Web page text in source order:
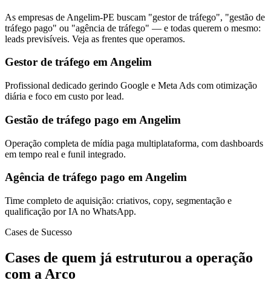
As empresas de Angelim-PE buscam "gestor de tráfego", "gestão de
tráfego pago" ou "agência de tráfego" — e todas querem o mesmo:
leads previsíveis. Veja as frentes que operamos.
Gestor de tráfego em Angelim
Profissional dedicado gerindo Google e Meta Ads com otimização
diária e foco em custo por lead.
Gestão de tráfego pago em Angelim
Operação completa de mídia paga multiplataforma, com dashboards
em tempo real e funil integrado.
Agência de tráfego pago em Angelim
Time completo de aquisição: criativos, copy, segmentação e
qualificação por IA no WhatsApp.
Cases de Sucesso
Cases de quem já estruturou a operação
com a Arco